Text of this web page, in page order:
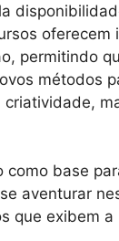
permitindo
métodos
base
aventurar
que exibem